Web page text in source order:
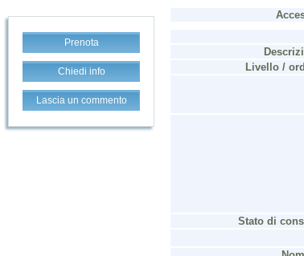
Prenota
Chiedi info
Lascia un commento